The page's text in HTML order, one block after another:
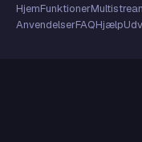
HjemFunktioner
AnvendelserFAQHjælp